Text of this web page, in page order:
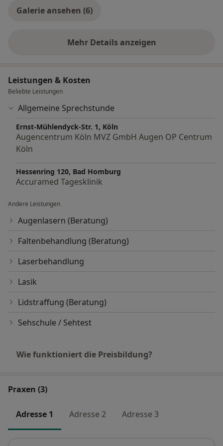
der Schlemmsche Kanal im Auge wird...
Galerie ansehen (6)
Mehr Details anzeigen
über Erfahrungen
Leistungen & Kosten
Beliebte Leistungen
Allgemeine Sprechstunde
Ernst-Mühlendyck-Str. 1, Köln
Augencentrum Köln MVZ GmbH Augen OP Centrum
Köln
Hessenring 120, Bad Homburg
Accuramed Tagesklinik
Andere Leistungen
Augenlasern (Beratung)
Faltenbehandlung (Beratung)
Laserbehandlung
Lasik
Lidstraffung (Beratung)
Sehschule / Sehtest
Wie funktioniert die Preisbildung?
Praxen (3)
Adresse 1 Adresse 2 Adresse 3